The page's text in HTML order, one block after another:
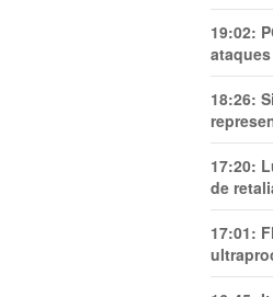
19:02:
18:26:
17:20:
de
17:01: